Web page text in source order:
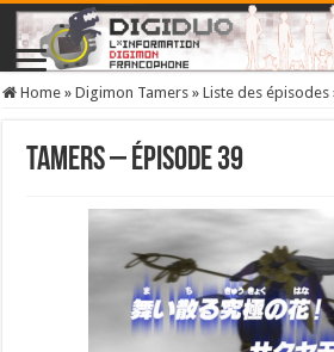
Home » Digimon Tamers » Liste des épisodes
Tamers – épisode 39